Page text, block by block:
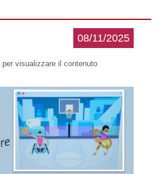
08/11/2025
per visualizzare il contenuto